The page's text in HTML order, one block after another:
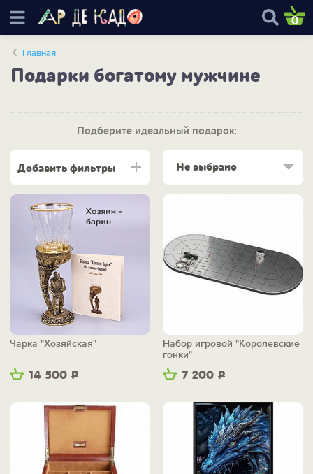
0
Главная
Подарки богатому мужчине
Подберите идеальный подарок:
Добавить фильтры Не выбрано
14 500 Р
Чарка "Хозяйская"
7 200 Р
Набор игровой "Королевские
гонки"